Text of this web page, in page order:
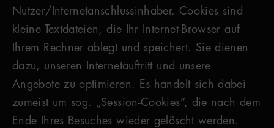
Nutzer/Internetanschlussinhaber. Cookies sind
kleine Textdateien, die Ihr Internet-Browser auf
Ihrem Rechner ablegt und speichert. Sie dienen
dazu, unseren Internetauftritt und unsere
Angebote zu optimieren. Es handelt sich dabei
zumeist um sog. „Session-Cookies“, die nach dem
Ende Ihres Besuches wieder gelöscht werden.